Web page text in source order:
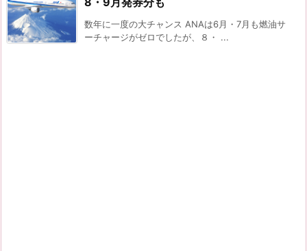
数年に一度の大チャンス ANAは6月・7月も燃油サ
ーチャージがゼロでしたが、８・ ...